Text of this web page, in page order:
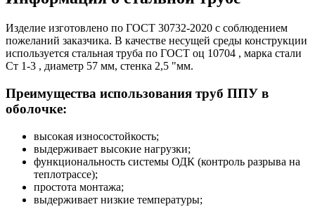
Изделие изготовлено по ГОСТ 30732-2020 с соблюдением
пожеланий заказчика. В качестве несущей среды конструкции
используется стальная труба по ГОСТ оц 10704 , марка стали
Ст 1-3 , диаметр 57 мм, стенка 2,5 "мм.
Преимущества использования труб ППУ в
оболочке:
высокая износостойкость;
выдерживает высокие нагрузки;
функциональность системы ОДК (контроль разрыва на
теплотрассе);
простота монтажа;
выдерживает низкие температуры;